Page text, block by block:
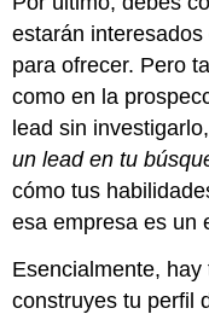
estarán
para ofrecer. Pero
como en la
lead sin
un lead en tu
cómo tus
esa empresa es un
Esencialmente,
construyes tu perfil